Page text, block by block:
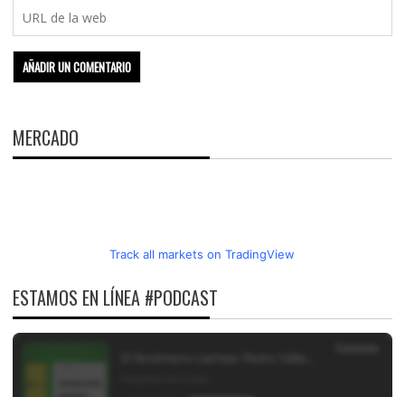
MERCADO
Track all markets on TradingView
ESTAMOS EN LÍNEA #PODCAST